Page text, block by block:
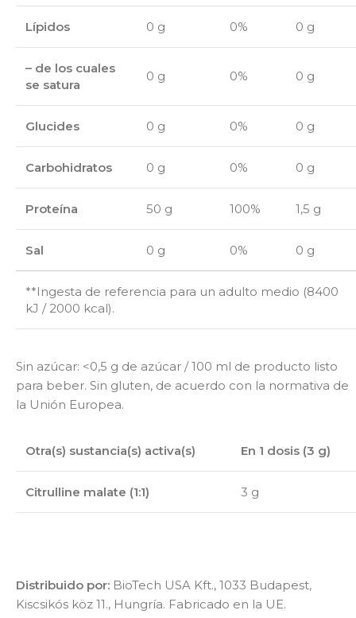
Lípidos 0 g 0% 0 g
– de los cuales
se satura
0 g 0% 0 g
Glucides 0 g 0% 0 g
Carbohidratos 0 g 0% 0 g
Proteína 50 g 100% 1,5 g
Sal 0 g 0% 0 g
**Ingesta de referencia para un adulto medio (8400
kJ / 2000 kcal).
Sin azúcar: <0,5 g de azúcar / 100 ml de producto listo
para beber. Sin gluten, de acuerdo con la normativa de
la Unión Europea.
Otra(s) sustancia(s) activa(s) En 1 dosis (3 g)
Citrulline malate (1:1) 3 g
Distribuido por: BioTech USA Kft., 1033 Budapest,
Kiscsikós köz 11., Hungría. Fabricado en la UE.